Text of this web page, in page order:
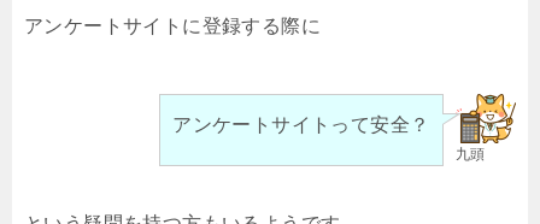
アンケートサイトに登録する際に
九頭
アンケートサイトって安全？